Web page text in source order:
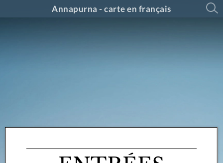
Annapurna - carte en français